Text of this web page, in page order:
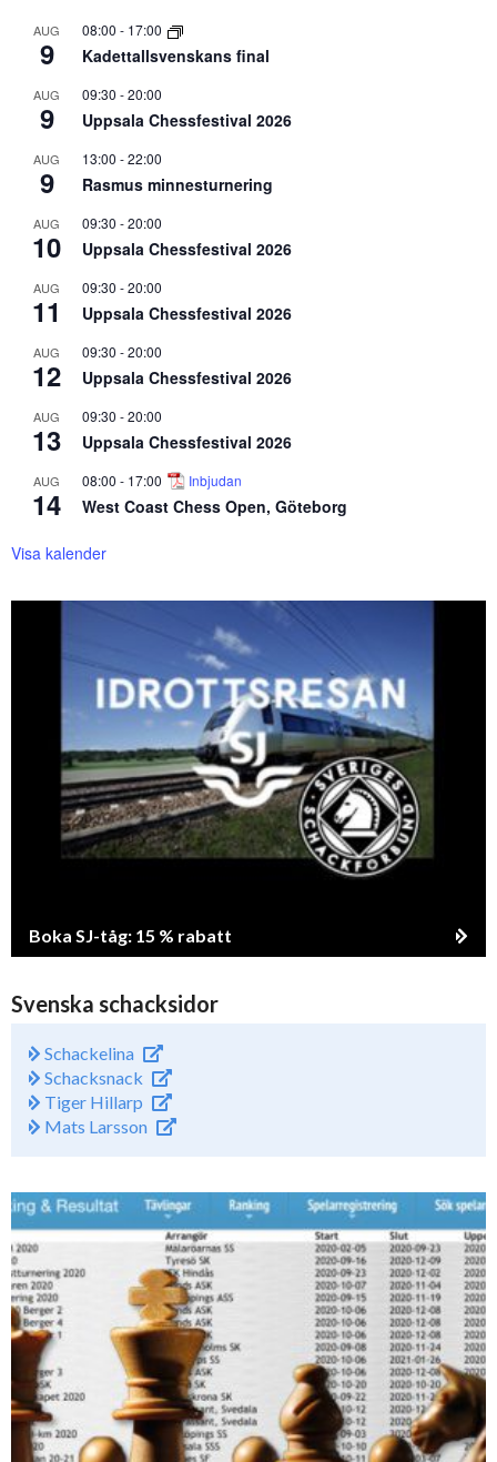
AUG
9
08:00 - 17:00
Kadettallsvenskans final
AUG
9
09:30 -20:00
Uppsala Chessfestival 2026
AUG
9
13:00 -22:00
Rasmus minnesturnering
AUG
10
09:30 -20:00
Uppsala Chessfestival 2026
AUG
11
09:30 -20:00
Uppsala Chessfestival 2026
AUG
12
09:30 -20:00
Uppsala Chessfestival 2026
AUG
13
09:30 -20:00
Uppsala Chessfestival 2026
AUG
14
08:00 - 17:00 Inbjudan
West Coast Chess Open, Göteborg
Visa kalender
Boka SJ-tåg: 15 % rabatt
Svenska schacksidor
Schackelina
Schacksnack
Tiger Hillarp
Mats Larsson